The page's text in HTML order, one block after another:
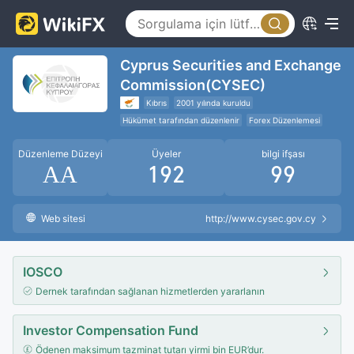
Cyprus Securities and Exchange
Commission(CYSEC)
Kıbrıs
2001 yılında kuruldu
Hükümet tarafından düzenlenir
Forex Düzenlemesi
Uluslararası Düzenleyici Kuruluş
Düzenleme Düzeyi
AA
Üyeler
192
bilgi ifşası
99
Web sitesi http://www.cysec.gov.cy
IOSCO
Dernek tarafından sağlanan hizmetlerden yararlanın
Investor Compensation Fund
Ödenen maksimum tazminat tutarı yirmi bin EUR’dur.